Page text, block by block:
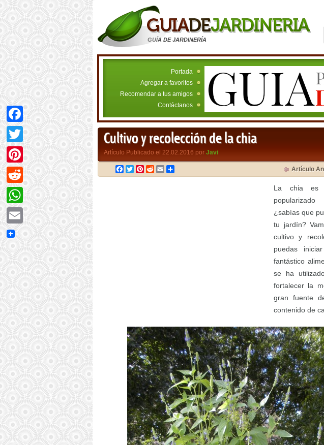
GUÍA DE JARDINERÍA
Portada
Agregar a favoritos
Recomendar a tus amigos
Contáctanos
Cultivo y recolección de la chia
Artículo Publicado el 22.02.2016 por Javi
Facebook
TwitterPinterest
RedditEmail Artículo
La chia es
¿sabías que
tu jardín?
cultivo y
puedas
fantástico
se ha
fortalecer la
gran fuente
contenido de
Facebook
Twitter
Pinterest
Reddit
WhatsApp
Email